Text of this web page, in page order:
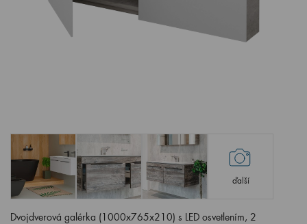
ďalší
Dvojdverová galérka (1000x765x210) s LED osvetlením, 2